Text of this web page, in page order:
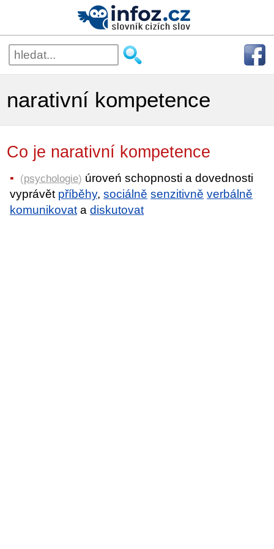
narativní kompetence
Co je narativní kompetence
(psychologie) úroveń schopnosti a dovednosti
vyprávět příběhy,sociálně senzitivně verbálně
komunikovat adiskutovat